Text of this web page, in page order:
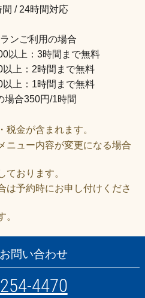
/ 24時間対応
ンご利用の場合
上：3時間まで無料
上：2時間まで無料
上：1時間まで無料
350円/1時間
金が含まれます。
ニュー内容が変更になる場合
おります。
予約時にお申し付けくださ
問い合わせ
4470